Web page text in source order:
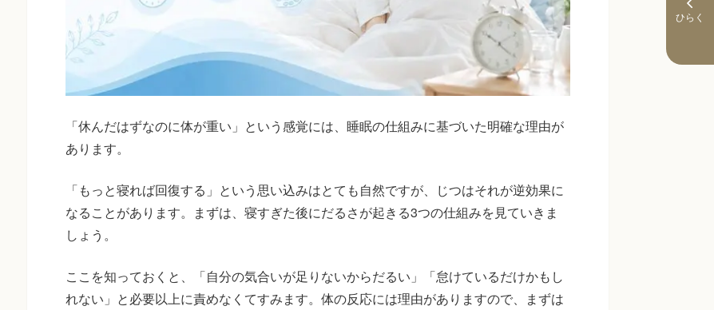
「休んだはずなのに体が重い」という感覚には、睡眠の仕組みに基づいた明確な理由が
あります。
「もっと寝れば回復する」という思い込みはとても自然ですが、じつはそれが逆効果に
なることがあります。まずは、寝すぎた後にだるさが起きる3つの仕組みを見ていきま
しょう。
ここを知っておくと、「自分の気合いが足りないからだるい」「怠けているだけかもし
れない」と必要以上に責めなくてすみます。体の反応には理由がありますので、まずは